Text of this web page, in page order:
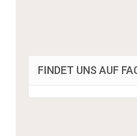
FINDET UNS AUF